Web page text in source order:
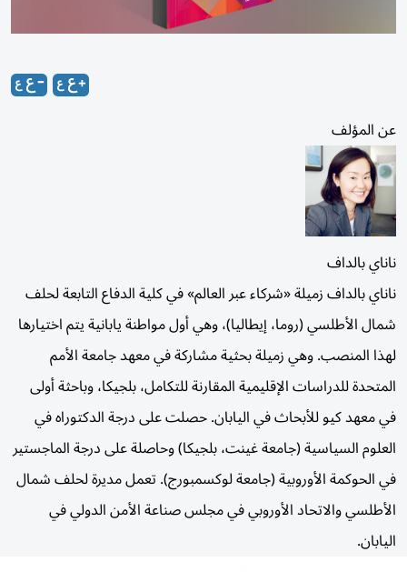
عن المؤلف
ناناي بالداف
ناناي بالداف زميلة «شركاء عبر العالم» في كلية الدفاع التابعة لحلف
شمال الأطلسي (روما، إيطاليا)، وهي أول مواطنة يابانية يتم اختيارها
لهذا المنصب. وهي زميلة بحثية مشاركة في معهد جامعة الأمم
المتحدة للدراسات الإقليمية المقارنة للتكامل، بلجيكا، وباحثة أولى
في معهد كيو للأبحاث في اليابان. حصلت على درجة الدكتوراه في
العلوم السياسية (جامعة غينت، بلجيكا) وحاصلة على درجة الماجستير
في الحوكمة الأوروبية (جامعة لوكسمبورج). تعمل مديرة لحلف شمال
الأطلسي والاتحاد الأوروبي في مجلس صناعة الأمن الدولي في
اليابان.